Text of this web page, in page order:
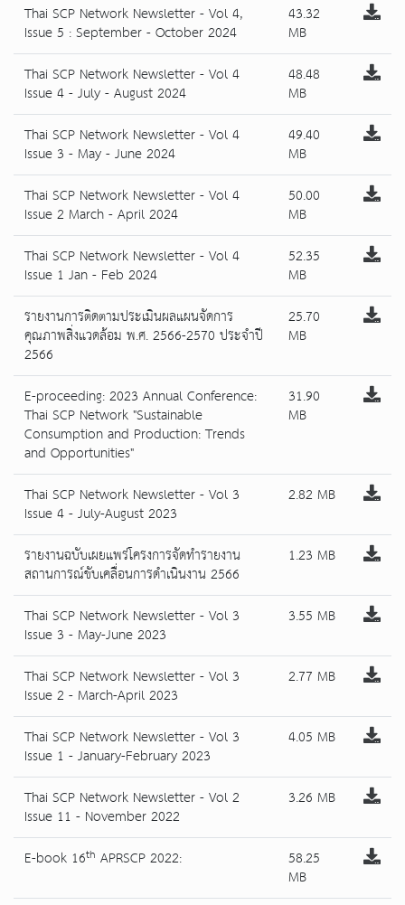
Thai SCP Network Newsletter - Vol 4,
Issue 5 : September - October 2024
43.32
MB
Thai SCP Network Newsletter - Vol 4
Issue 4 - July - August 2024
48.48
MB
Thai SCP Network Newsletter - Vol 4
Issue 3 - May - June 2024
49.40
MB
Thai SCP Network Newsletter - Vol 4
Issue 2 March - April 2024
50.00
MB
Thai SCP Network Newsletter - Vol 4
Issue 1 Jan - Feb 2024
52.35
MB
รายงานการติดตามประเมินผลแผนจัดการ
คุณภาพสิ่งแวดล้อม พ.ศ. 2566-2570 ประจำปี
2566
25.70
MB
E-proceeding: 2023 Annual Conference:
Thai SCP Network "Sustainable
Consumption and Production: Trends
and Opportunities"
31.90
MB
Thai SCP Network Newsletter - Vol 3
Issue 4 - July-August 2023
2.82 MB
รายงานฉบับเผยแพร่โครงการจัดทำรายงาน
สถานการณ์ขับเคลื่อนการดำเนินงาน 2566
1.23 MB
Thai SCP Network Newsletter - Vol 3
Issue 3 - May-June 2023
3.55 MB
Thai SCP Network Newsletter - Vol 3
Issue 2 - March-April 2023
2.77 MB
Thai SCP Network Newsletter - Vol 3
Issue 1 - January-February 2023
4.05 MB
Thai SCP Network Newsletter - Vol 2
Issue 11 - November 2022
3.26 MB
E-book 16th APRSCP 2022: 58.25
MB